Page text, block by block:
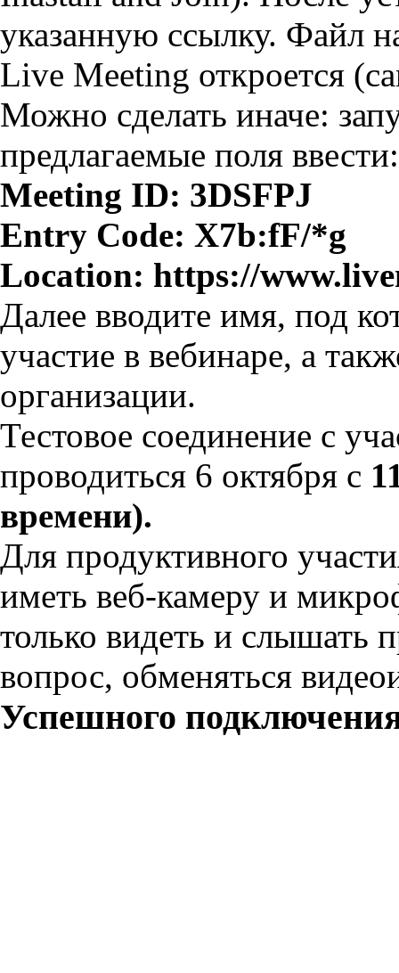
указанную ссылку. Файл
Live Meeting откроется
Можно сделать иначе:
предлагаемые поля ввести:
Meeting ID: 3DSFPJ
Entry Code: X7b:fF/*g
Location: https://
Далее вводите имя, под
участие в вебинаре, а
организации.
Тестовое соединение с
проводиться 6 октября с
времени).
Для продуктивного
иметь веб-камеру и
только видеть и слышать
вопрос, обменяться
Успешного